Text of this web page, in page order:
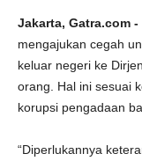
Jakarta, Gatra.com -
mengajukan cegah
keluar negeri ke
orang. Hal ini sesuai
korupsi pengadaan
“Diperlukannya